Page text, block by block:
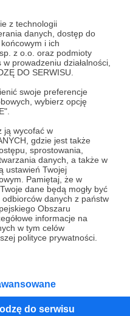
z technologii
danych, dostęp do
i ich
z o.o. oraz podmioty
prowadzeniu działalności,
DO SERWISU.
swoje preferencje
wybierz opcję
ją wycofać w
gdzie jest także
sprostowania,
danych, a także w
ustawień Twojej
Pamiętaj, że w
dane będą mogły być
danych z państw
Obszaru
informacje na
w tym celów
polityce prywatności.
do serwisu
do strony
Patronite Commons